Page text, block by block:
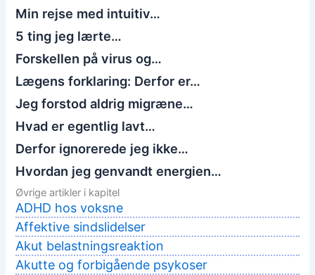
Min rejse med intuitiv…
5 ting jeg lærte…
Forskellen på virus og…
Lægens forklaring: Derfor er…
Jeg forstod aldrig migræne…
Hvad er egentlig lavt…
Derfor ignorerede jeg ikke…
Hvordan jeg genvandt energien…
Øvrige artikler i kapitel
ADHD hos voksne
Affektive sindslidelser
Akut belastningsreaktion
Akutte og forbigående psykoser